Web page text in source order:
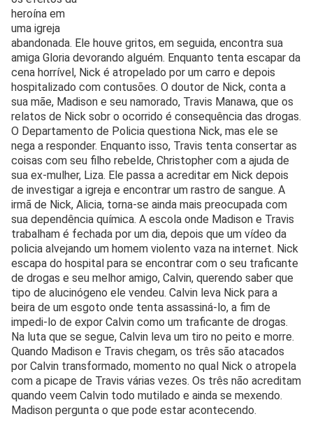
heroína em
uma igreja
abandonada. Ele houve gritos, em seguida, encontra sua
amiga Gloria devorando alguém. Enquanto tenta escapar da
cena horrível, Nick é atropelado por um carro e depois
hospitalizado com contusões. O doutor de Nick, conta a
sua mãe, Madison e seu namorado, Travis Manawa, que os
relatos de Nick sobr o ocorrido é consequência das drogas.
O Departamento de Policia questiona Nick, mas ele se
nega a responder. Enquanto isso, Travis tenta consertar as
coisas com seu filho rebelde, Christopher com a ajuda de
sua ex-mulher, Liza. Ele passa a acreditar em Nick depois
de investigar a igreja e encontrar um rastro de sangue. A
irmã de Nick, Alicia, torna-se ainda mais preocupada com
sua dependência química. A escola onde Madison e Travis
trabalham é fechada por um dia, depois que um vídeo da
policia alvejando um homem violento vaza na internet. Nick
escapa do hospital para se encontrar com o seu traficante
de drogas e seu melhor amigo, Calvin, querendo saber que
tipo de alucinógeno ele vendeu. Calvin leva Nick para a
beira de um esgoto onde tenta assassiná-lo, a fim de
impedi-lo de expor Calvin como um traficante de drogas.
Na luta que se segue, Calvin leva um tiro no peito e morre.
Quando Madison e Travis chegam, os três são atacados
por Calvin transformado, momento no qual Nick o atropela
com a picape de Travis várias vezes. Os três não acreditam
quando veem Calvin todo mutilado e ainda se mexendo.
Madison pergunta o que pode estar acontecendo.